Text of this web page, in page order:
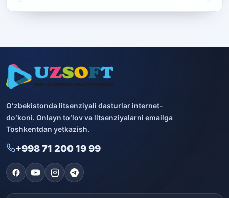
Oʻzbekistonda litsenziyali dasturlar internet-
doʻkoni. Onlayn toʻlov va litsenziyalarni emailga
Toshkentdan yetkazish.
+998 71 200 19 99